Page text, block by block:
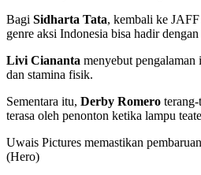
Bagi Sidharta Tata, kembali ke
genre aksi Indonesia bisa hadir
Livi Ciananta menyebut pengalaman
dan stamina fisik.
Sementara itu, Derby Romero
terasa oleh penonton ketika lampu
Uwais Pictures memastikan
(Hero)